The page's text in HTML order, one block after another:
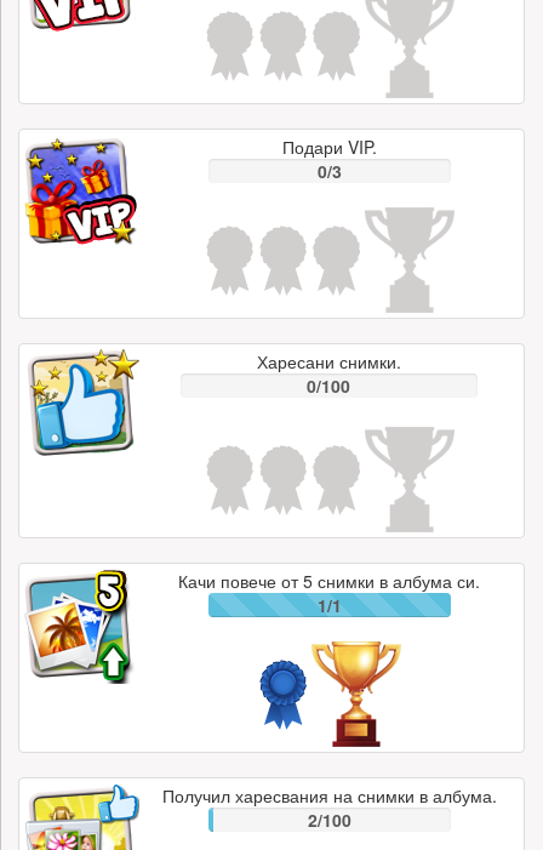
Подари VIP.
0/3
Харесани снимки.
0/100
Качи повече от 5 снимки в албума си.
1/1
Получил харесвания на снимки в албума.
2/100